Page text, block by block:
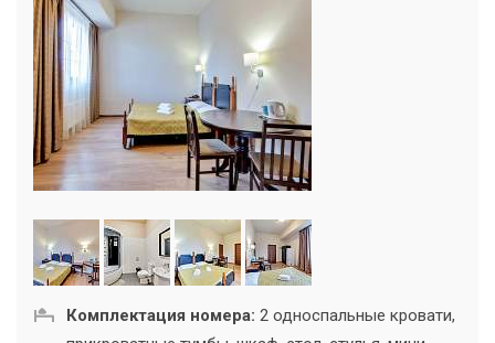
Комплектация номера: 2 односпальные кровати,